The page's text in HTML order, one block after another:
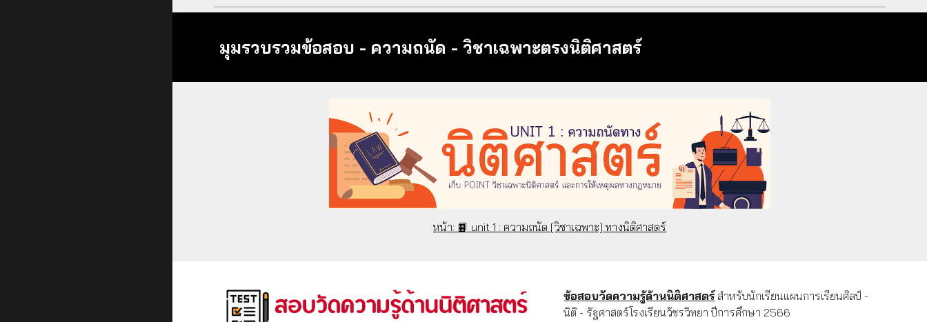
มุมรวบรวมข้อสอบ - ความถนัด - วิชาเฉพาะตรงนิติศาสตร์
หน้า: 📙 unit 1 : ความถนัด [วิชาเฉพาะ] ทางนิติศาสตร์
ข้อสอบวัดความรู้ด้านนิติศาสตร์สำหรับนักเรียนแผนการเรียนศิลป์ -
นิติ - รัฐศาสตร์โรงเรียนวัชรวิทยา ปีการศึกษา 2566